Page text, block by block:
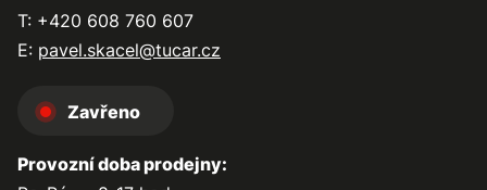
T: +420 608 760 607
E: pavel.skacel@tucar.cz
Zavřeno
Provozní doba prodejny: